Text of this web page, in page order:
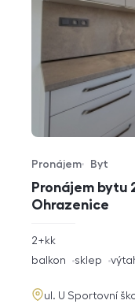
Pronájem bytu
Ohrazenice
Typ nabídky
Pronájem
Typ nemovitosti
Byt
rozměry
dispozice
2+kk
funkce
balkon sklep
adresa
ul. U Sportovní